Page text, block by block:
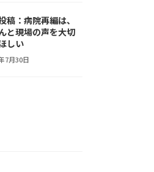
稿：病院再編は、
と現場の声を大切
しい
7月30日